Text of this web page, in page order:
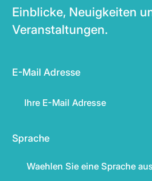
Einblicke, Neuigkeiten
Veranstaltungen.
E-Mail Adresse
Sprache